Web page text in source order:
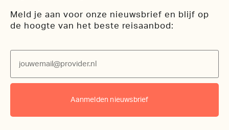
Meld je aan voor onze nieuwsbrief en blijf op
de hoogte van het beste reisaanbod:
Aanmelden nieuwsbrief